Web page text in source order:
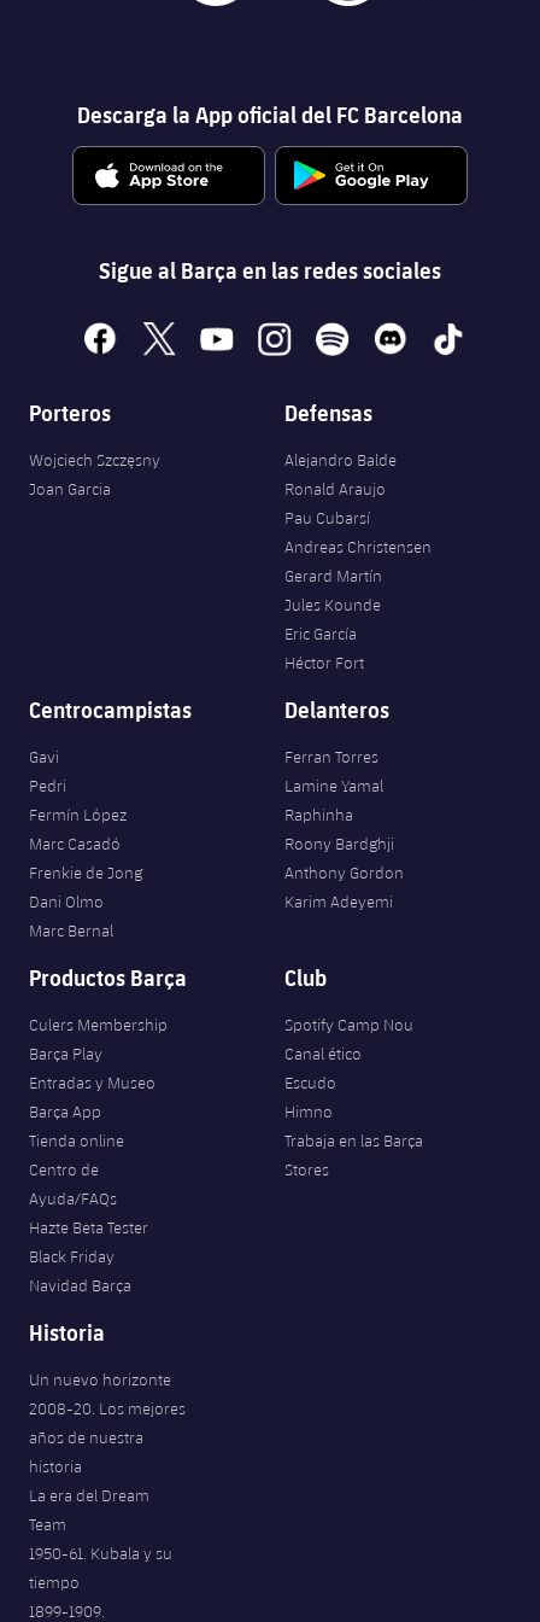
Descarga la App oficial del FC Barcelona
Sigue al Barça en las redes sociales
facebook
x youtubeinstagramspotify discord tiktok
Porteros
Wojciech Szczęsny
Joan Garcia
Defensas
Alejandro Balde
Ronald Araujo
Pau Cubarsí
Andreas Christensen
Gerard Martín
Jules Kounde
Eric García
Héctor Fort
Centrocampistas
Gavi
Pedri
Fermín López
Marc Casadó
Frenkie de Jong
Dani Olmo
Marc Bernal
Delanteros
Ferran Torres
Lamine Yamal
Raphinha
Roony Bardghji
Anthony Gordon
Karim Adeyemi
Productos Barça
Culers Membership
Barça Play
Entradas y Museo
Barça App
Tienda online
Centro de
Ayuda/FAQs
Hazte Beta Tester
Black Friday
Navidad Barça
Club
Spotify Camp Nou
Canal ético
Escudo
Himno
Trabaja en las Barça
Stores
Historia
Un nuevo horizonte
2008-20. Los mejores
años de nuestra
historia
La era del Dream
Team
1950-61. Kubala y su
tiempo
1899-1909.